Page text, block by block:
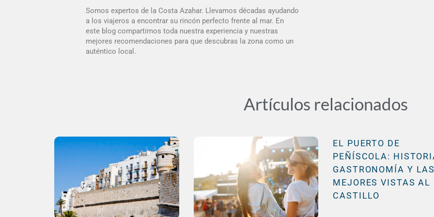
Somos expertos de la Costa Azahar. Llevamos décadas ayudando
a los viajeros a encontrar su rincón perfecto frente al mar. En
este blog compartimos toda nuestra experiencia y nuestras
mejores recomendaciones para que descubras la zona como un
auténtico local.
Artículos relacionados
EL PUERTO DE
PEÑÍSCOLA:
GASTRONOMÍA Y
MEJORES VISTAS AL
CASTILLO